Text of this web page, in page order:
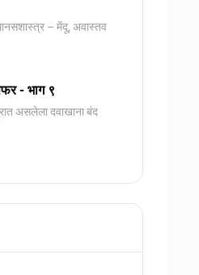
– मेंदू, अवास्तव
- भाग ९
असलेला दवाखाना बंद